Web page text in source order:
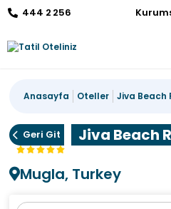
444 2 256
Anasayfa Oteller Jiva Beach
Geri Git
Jiva Beach
Mugla, Turkey